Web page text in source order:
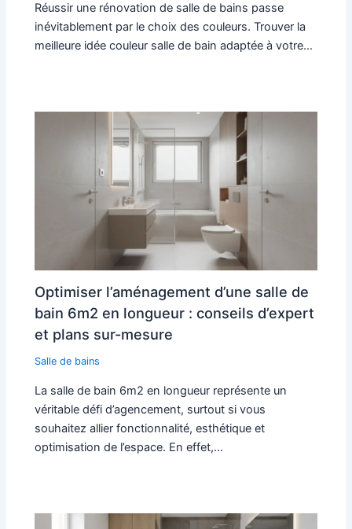
Réussir une rénovation de salle de bains passe
inévitablement par le choix des couleurs. Trouver la
meilleure idée couleur salle de bain adaptée à votre…
Optimiser l’aménagement d’une salle de
bain 6m2 en longueur : conseils d’expert
et plans sur-mesure
Salle de bains
La salle de bain 6m2 en longueur représente un
véritable défi d’agencement, surtout si vous
souhaitez allier fonctionnalité, esthétique et
optimisation de l’espace. En effet,…